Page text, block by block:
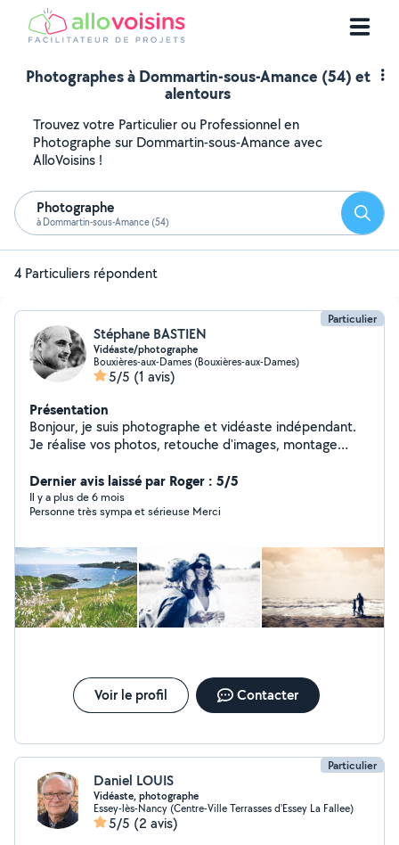
Photographes à Dommartin-sous-Amance (54) et
alentours
Trouvez votre Particulier ou Professionnel en
Photographe sur Dommartin-sous-Amance avec
AlloVoisins !
Photographe
à Dommartin-sous-Amance (54)
4 Particuliers répondent
Particulier
Stéphane BASTIEN
Vidéaste/photographe
Bouxières-aux-Dames (Bouxières-aux-Dames)
5/5 (1 avis)
Présentation
Bonjour, je suis photographe et vidéaste indépendant.
Je réalise vos photos, retouche d'images, montage
ça sera avec plaisir que je vous répondrai rapidement.
Dernier avis laissé par Roger : 5/5
Il y a plus de 6 mois
Personne très sympa et sérieuse Merci
Voir le profil Contacter
Particulier
Daniel LOUIS
Vidéaste, photographe
Essey-lès-Nancy (Centre-Ville Terrasses d'Essey La Fallee)
5/5 (2 avis)